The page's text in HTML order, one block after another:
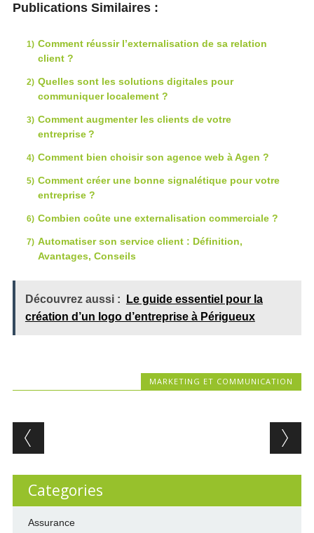
Publications Similaires :
Comment réussir l’externalisation de sa relation
client ?
Quelles sont les solutions digitales pour
communiquer localement ?
Comment augmenter les clients de votre
entreprise ?
Comment bien choisir son agence web à Agen ?
Comment créer une bonne signalétique pour votre
entreprise ?
Combien coûte une externalisation commerciale ?
Automatiser son service client : Définition,
Avantages, Conseils
Découvrez aussi :
Le guide essentiel pour la
création d’un logo d’entreprise à Périgueux
MARKETING ET COMMUNICATION
Post navigation
Categories
Assurance